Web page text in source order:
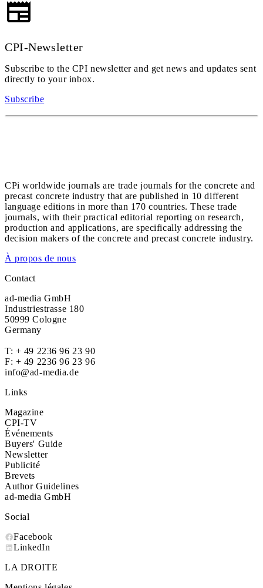
CPI-Newsletter
Subscribe to the CPI newsletter and get news and updates sent
directly to your inbox.
Subscribe
CPi worldwide journals are trade journals for the concrete and
precast concrete industry that are published in 10 different
language editions in more than 170 countries. These trade
journals, with their practical editorial reporting on research,
production and applications, are specifically addressing the
decision makers of the concrete and precast concrete industry.
À propos de nous
Contact
ad-media GmbH
Industriestrasse 180
50999 Cologne
Germany
T: + 49 2236 96 23 90
F: + 49 2236 96 23 96
info@ad-media.de
Links
Magazine
CPI-TV
Événements
Buyers' Guide
Newsletter
Publicité
Brevets
Author Guidelines
ad-media GmbH
Social
Facebook
LinkedIn
LA DROITE